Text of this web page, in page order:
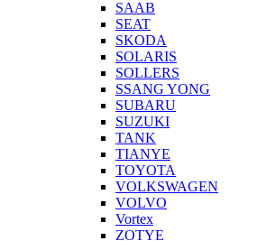
SAAB
SEAT
SKODA
SOLARIS
SOLLERS
SSANG YONG
SUBARU
SUZUKI
TANK
TIANYE
TOYOTA
VOLKSWAGEN
VOLVO
Vortex
ZOTYE